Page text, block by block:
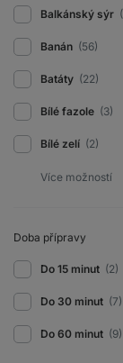
Balkánský sýr
Banán (56)
Batáty (22)
Bílé fazole (3)
Bílé zelí (2)
Doba přípravy
Do 15 minut (2)
Do 30 minut (7)
Do 60 minut (9)